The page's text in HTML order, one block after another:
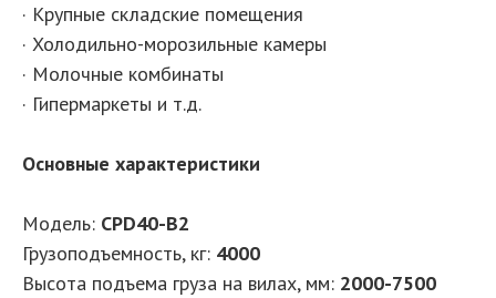
· Крупные складские помещения
· Холодильно-морозильные камеры
· Молочные комбинаты
· Гипермаркеты и т.д.
Основные характеристики
Модель: CPD40-B2
Грузоподъемность, кг: 4000
Высота подъема груза на вилах, мм: 2000-7500